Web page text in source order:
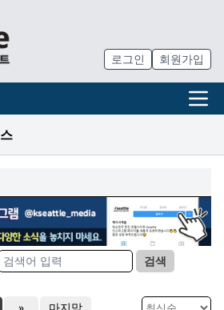
로그인 회원가입
검색